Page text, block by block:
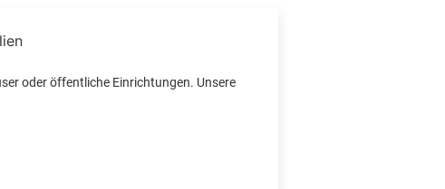
oder öffentliche Einrichtungen. Unsere